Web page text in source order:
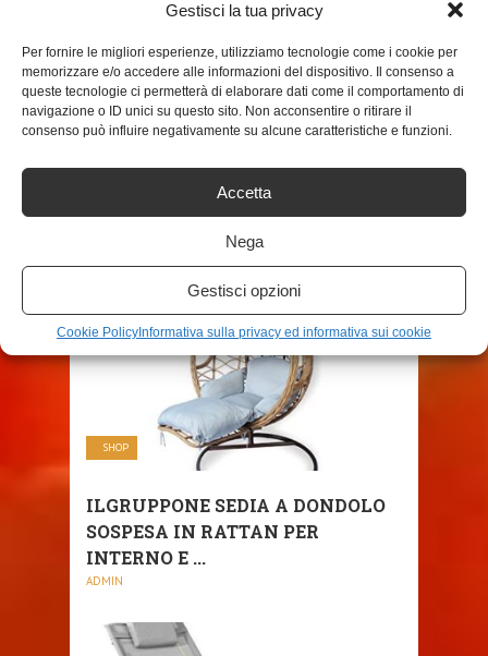
Gestisci la tua privacy
Per fornire le migliori esperienze, utilizziamo tecnologie come i cookie per
memorizzare e/o accedere alle informazioni del dispositivo. Il consenso a
queste tecnologie ci permetterà di elaborare dati come il comportamento di
navigazione o ID unici su questo sito. Non acconsentire o ritirare il
consenso può influire negativamente su alcune caratteristiche e funzioni.
Accetta
Nega
Gestisci opzioni
Cookie Policy Informativa sulla privacy ed informativa sui cookie
SHARE THIS POST
RELATED POSTS
SHOP
ILGRUPPONE SEDIA A DONDOLO
SOSPESA IN RATTAN PER
INTERNO E ...
ADMIN